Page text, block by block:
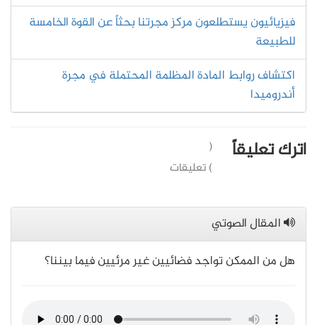
فيزيائيون يستطلعون مركز مجرتنا بحثاً عن القوة الخامسة
للطبيعة
اكتشاف روابط المادة المظلمة المحتملة في مجرة
أندروميدا
اترك تعليقاً
(
) تعليقات
المقال الصوتي
هل من الممكن تواجد فضائيين غير مرئيين فيما بيننا؟